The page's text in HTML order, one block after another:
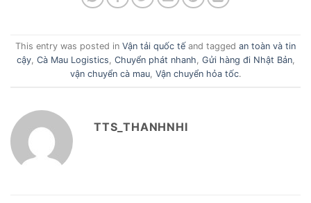
This entry was posted in Vận tải quốc tế and tagged an toàn và tin
cậy, Cà Mau Logistics Chuyển phát nhanh Gửi hàng đi Nhật Bản,
vận chuyển cà mau, Vận chuyển hỏa tốc.
TTS_THANHNHI